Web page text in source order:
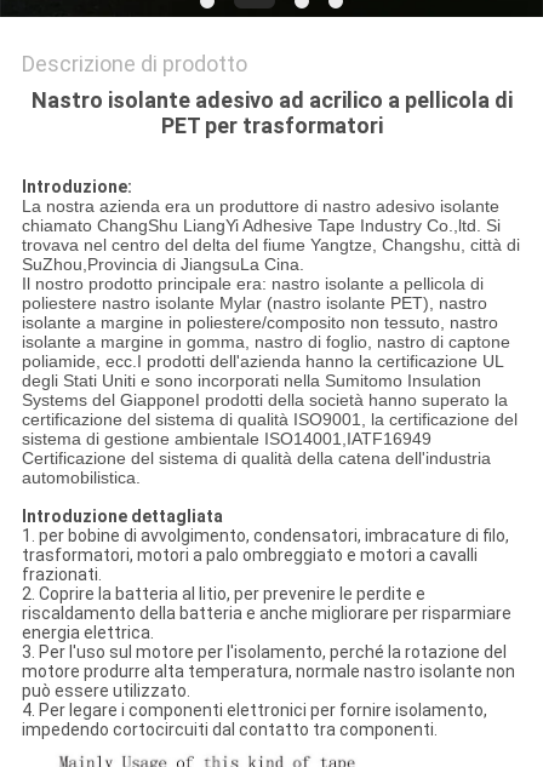
SULLA
PRIVACY
Descrizione di prodotto
Nastro isolante adesivo ad acrilico a pellicola di
PET per trasformatori
Introduzione:
La nostra azienda era un produttore di nastro adesivo isolante
chiamato ChangShu LiangYi Adhesive Tape Industry Co.,ltd. Si
trovava nel centro del delta del fiume Yangtze, Changshu, città di
SuZhou,Provincia di JiangsuLa Cina.
Il nostro prodotto principale era: nastro isolante a pellicola di
poliestere nastro isolante Mylar (nastro isolante PET), nastro
isolante a margine in poliestere/composito non tessuto, nastro
isolante a margine in gomma, nastro di foglio, nastro di captone
poliamide, ecc.I prodotti dell'azienda hanno la certificazione UL
degli Stati Uniti e sono incorporati nella Sumitomo Insulation
Systems del GiapponeI prodotti della società hanno superato la
certificazione del sistema di qualità ISO9001, la certificazione del
sistema di gestione ambientale ISO14001,IATF16949
Certificazione del sistema di qualità della catena dell'industria
automobilistica.
Introduzione dettagliata
1. per bobine di avvolgimento, condensatori, imbracature di filo,
trasformatori, motori a palo ombreggiato e motori a cavalli
frazionati.
2. Coprire la batteria al litio, per prevenire le perdite e
riscaldamento della batteria e anche migliorare per risparmiare
energia elettrica.
3. Per l'uso sul motore per l'isolamento, perché la rotazione del
motore produrre alta temperatura, normale nastro isolante non
può essere utilizzato.
4. Per legare i componenti elettronici per fornire isolamento,
impedendo cortocircuiti dal contatto tra componenti.